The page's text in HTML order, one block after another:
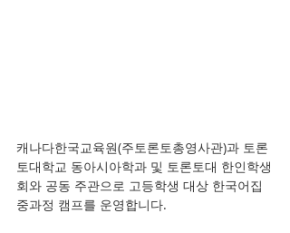
캐나다한국교육원(주토론토총영사관)과 토론
토대학교 동아시아학과 및 토론토대 한인학생
회와 공동 주관으로 고등학생 대상 한국어집
중과정 캠프를 운영합니다.